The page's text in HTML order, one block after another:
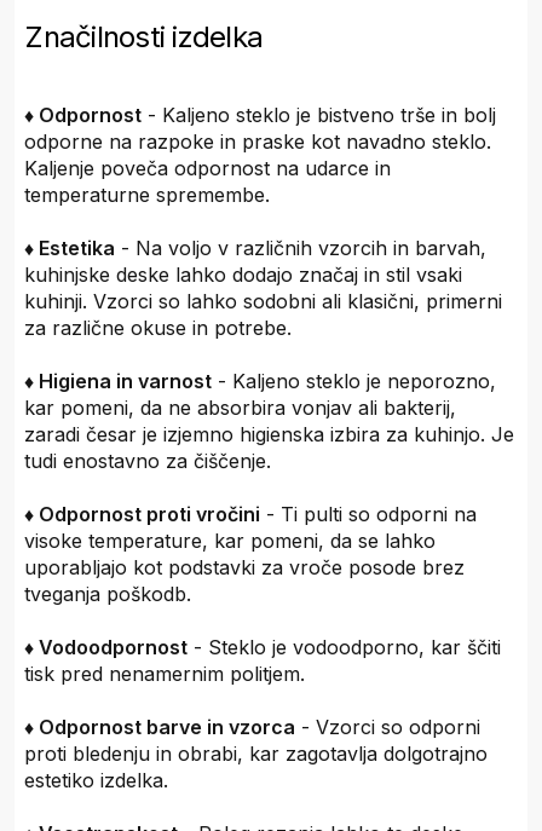
Značilnosti izdelka
♦ Odpornost - Kaljeno steklo je bistveno trše in bolj
odporne na razpoke in praske kot navadno steklo.
Kaljenje poveča odpornost na udarce in
temperaturne spremembe.
♦ Estetika - Na voljo v različnih vzorcih in barvah,
kuhinjske deske lahko dodajo značaj in stil vsaki
kuhinji. Vzorci so lahko sodobni ali klasični, primerni
za različne okuse in potrebe.
♦ Higiena in varnost - Kaljeno steklo je neporozno,
kar pomeni, da ne absorbira vonjav ali bakterij,
zaradi česar je izjemno higienska izbira za kuhinjo. Je
tudi enostavno za čiščenje.
♦ Odpornost proti vročini - Ti pulti so odporni na
visoke temperature, kar pomeni, da se lahko
uporabljajo kot podstavki za vroče posode brez
tveganja poškodb.
♦ Vodoodpornost - Steklo je vodoodporno, kar ščiti
tisk pred nenamernim politjem.
♦ Odpornost barve in vzorca - Vzorci so odporni
proti bledenju in obrabi, kar zagotavlja dolgotrajno
estetiko izdelka.